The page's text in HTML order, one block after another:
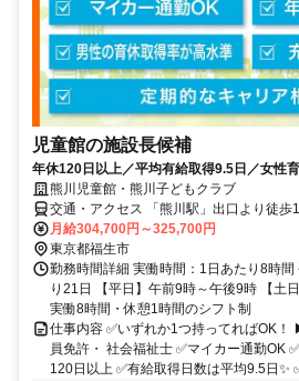
児童館の施設長候補
年休120日以上／平均有給取得9.5日／女性
熊川児童館・熊川子どもクラブ
交通・アクセス 「熊川駅」出口より徒歩
月給304,700円～325,700円
東京都福生市
勤務時間詳細 実働時間：1日あたり8時
り21日 【平日】午前9時～午後9時 【土
実働8時間・休憩1時間のシフト制
仕事内容 ✅いずれか1つ持ってればOK
員免許・ 社会福祉士 ✅マイカー通勤OK
120日以上 ✅有給取得日数は平均9.5日✨